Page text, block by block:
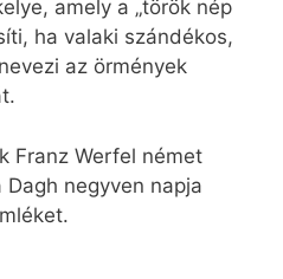
amely a „török nép
ha valaki szándékos,
az örmények
Franz Werfel német
negyven napja